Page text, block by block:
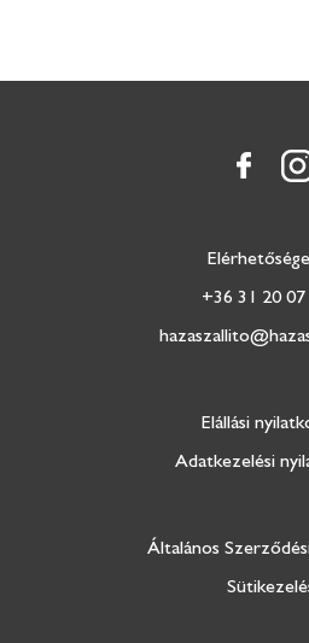
+36 31 20 07
Elállási
Adatkezelési
Általános